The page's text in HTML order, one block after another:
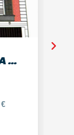
SARTROUVILLE LES DIX ARPENTS A 9 MIN GARE APPARTEMENT DE 3...